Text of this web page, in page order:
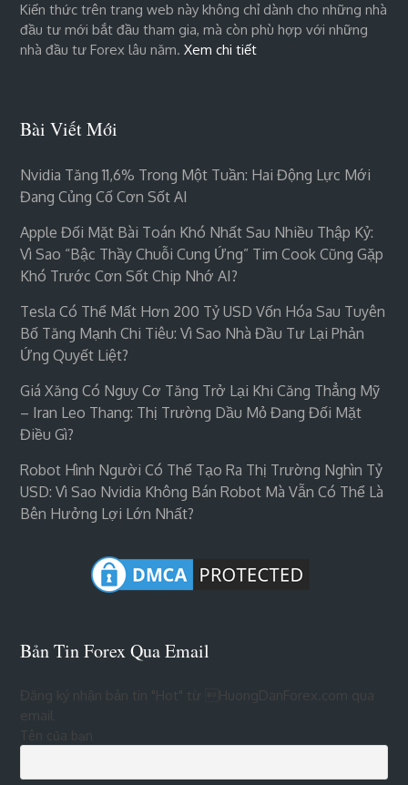
Kiến thức trên trang web này không chỉ dành cho những nhà
đầu tư mới bắt đầu tham gia, mà còn phù hợp với những
nhà đầu tư Forex lâu năm.Xem chi tiết
Bài Viết Mới
Nvidia Tăng 11,6% Trong Một Tuần: Hai Động Lực Mới
Đang Củng Cố Cơn Sốt AI
Apple Đối Mặt Bài Toán Khó Nhất Sau Nhiều Thập Kỷ:
Vì Sao “bậc Thầy Chuỗi Cung Ứng” Tim Cook Cũng Gặp
Khó Trước Cơn Sốt Chip Nhớ AI?
Tesla Có Thể Mất Hơn 200 Tỷ USD Vốn Hóa Sau Tuyên
Bố Tăng Mạnh Chi Tiêu: Vì Sao Nhà Đầu Tư Lại Phản
Ứng Quyết Liệt?
Giá Xăng Có Nguy Cơ Tăng Trở Lại Khi Căng Thẳng Mỹ
– Iran Leo Thang: Thị Trường Dầu Mỏ Đang Đối Mặt
Điều Gì?
Robot Hình Người Có Thể Tạo Ra Thị Trường Nghìn Tỷ
USD: Vì Sao Nvidia Không Bán Robot Mà Vẫn Có Thể Là
Bên Hưởng Lợi Lớn Nhất?
Bản Tin Forex Qua Email
Đăng ký nhận bản tin "Hot" từ HuongDanForex.com qua
Tên của bạn